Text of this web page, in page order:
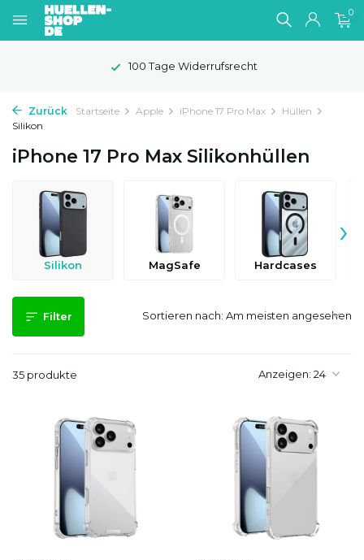
0
100 Tage Widerrufsrecht
Zurück Startseite Apple iPhone 17 Pro Max
Hüllen
Silikon
iPhone 17 Pro Max Silikonhüllen
Silikon MagSafe Hardcases
›
Filter
35 produkte Anzeigen:
Sortieren nach: